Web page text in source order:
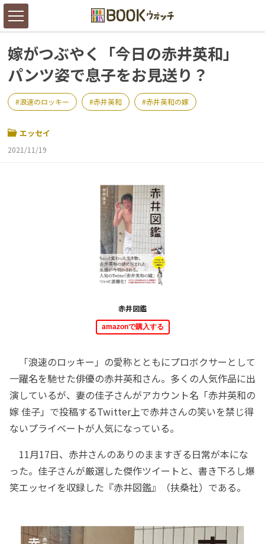
嫁がつぶやく「今日の赤井英和」
パンツ姿で息子をお見送り？
浪速のロッキー 赤井英和 赤井英和の嫁
エッセイ
2021/11/19
赤井図鑑
amazonで購入する
「浪速のロッキー」の愛称とともにプロボクサーとして
一躍名を馳せた俳優の赤井英和さん。多くの人気作品に出
演しているが、妻の佳子さんがアカウント名「赤井英和の
嫁 佳子」で投稿するTwitter上で赤井さんの笑いを禁じ得
ないプライベートが人気になっている。
11月17日、赤井さんのありのまますぎる日常が本にな
った。佳子さんが厳選した傑作ツイートと、書き下ろし爆
笑エッセイを収録した『赤井図鑑』（扶桑社）である。